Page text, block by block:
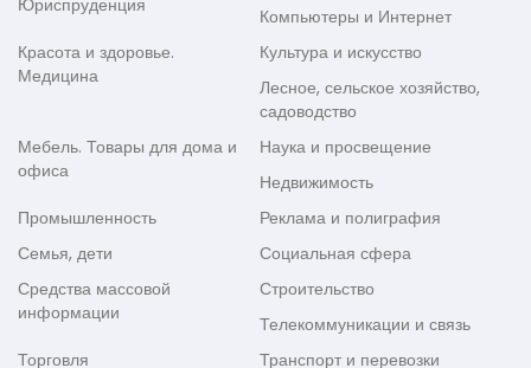
Юриспруденция
Компьютеры и Интернет
Красота и здоровье.
Медицина
Культура и искусство
Лесное, сельское хозяйство,
садоводство
Мебель. Товары для дома и
офиса
Наука и просвещение
Недвижимость
Промышленность
Реклама и полиграфия
Семья, дети
Социальная сфера
Средства массовой
информации
Строительство
Телекоммуникации и связь
Торговля
Транспорт и перевозки